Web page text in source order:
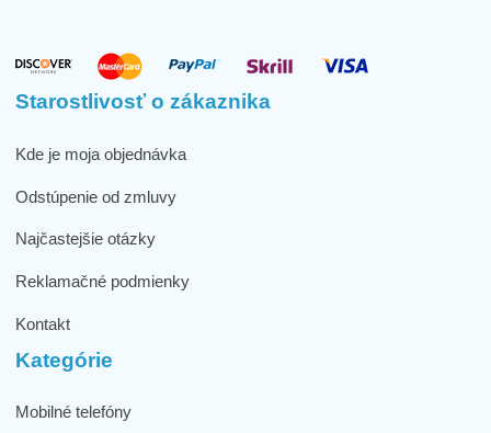
Starostlivosť o zákaznika
Kde je moja objednávka
Odstúpenie od zmluvy
Najčastejšie otázky
Reklamačné podmienky
Kontakt
Kategórie
Mobilné telefóny